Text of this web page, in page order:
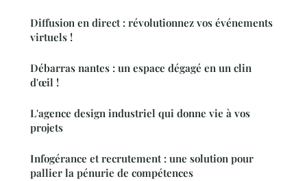
Diffusion en direct : révolutionnez vos événements
virtuels !
Débarras nantes : un espace dégagé en un clin
d'œil !
L'agence design industriel qui donne vie à vos
projets
Infogérance et recrutement : une solution pour
pallier la pénurie de compétences